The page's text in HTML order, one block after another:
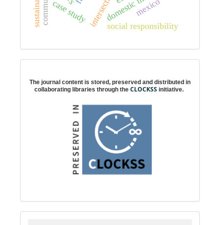
mexico
social responsibility
case study
The journal content is stored, preserved and distributed in
collaborating libraries through the CLOCKSS initiative.